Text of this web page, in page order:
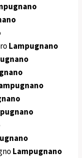
Lampugnano
Lampugnano